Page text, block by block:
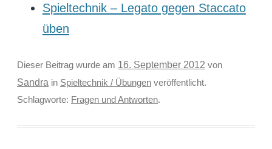
Spieltechnik – Legato gegen Staccato
üben
Dieser Beitrag wurde am 16. September 2012 von
Sandra in Spieltechnik / Übungenveröffentlicht.
Schlagworte: Fragen und Antworten.